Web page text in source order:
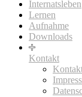
Internatsleben
Lernen
Aufnahme
Downloads
Kontakt